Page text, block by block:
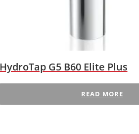
HydroTap G5 B60 Elite Plus
READ MORE